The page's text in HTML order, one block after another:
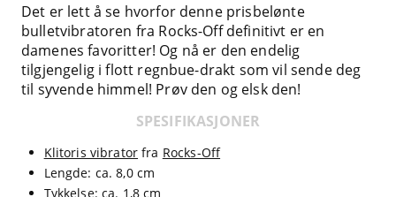
Det er lett å se hvorfor denne prisbelønte
bulletvibratoren fra Rocks-Off definitivt er en
damenes favoritter! Og nå er den endelig
tilgjengelig i flott regnbue-drakt som vil sende deg
til syvende himmel! Prøv den og elsk den!
SPESIFIKASJONER
Klitoris vibrator fra Rocks-Off
Lengde: ca. 8,0 cm
Tykkelse: ca. 1,8 cm